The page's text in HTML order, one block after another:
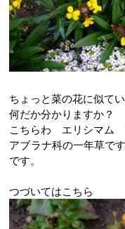
ちょっと菜の花に似てい
何だか分かりますか？
こちらわ エリシマム
アブラナ科の一年草で
です。
つづいてはこちら